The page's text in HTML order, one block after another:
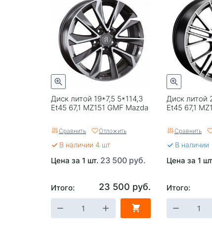
Диск литой 19*7,5 5*114,3
Et45 67,1 MZ151 GMF Mazda
Сравнить Отложить
В наличии 4 шт
Цена за 1 шт. 23 500 руб.
Итого: 23 500 руб.
Диск литой
Et45 67,1
Сравнить
В наличии
Цена за 1
Итого: